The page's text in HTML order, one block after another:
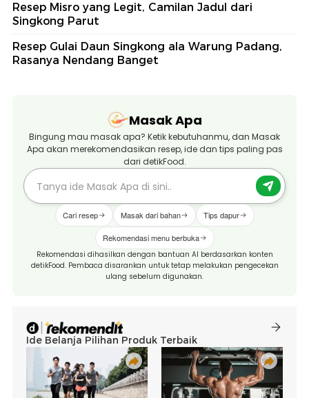
Resep Misro yang Legit, Camilan Jadul dari
Singkong Parut
Resep Gulai Daun Singkong ala Warung Padang,
Rasanya Nendang Banget
Masak Apa
Bingung mau masak apa? Ketik kebutuhanmu, dan Masak
Apa akan merekomendasikan resep, ide dan tips paling pas
dari detikFood.
Cari resep Masak dari bahan Tips dapur
Rekomendasi menu berbuka
Rekomendasi dihasilkan dengan bantuan AI berdasarkan konten
detikFood. Pembaca disarankan untuk tetap melakukan pengecekan
ulang sebelum digunakan.